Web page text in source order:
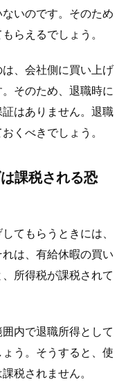
いのです。そのため
らえるでしょう。
、会社側に買い上げ
そのため、退職時に
はありません。退職
くべきでしょう。
課税される恐
てもらうときには、
は、有給休暇の買い
所得税が課税されて
内で退職所得として
う。そうすると、使
税されません。